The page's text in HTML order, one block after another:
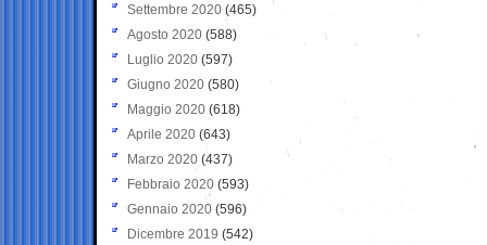
Settembre 2020(465)
Agosto 2020 (588)
Luglio 2020 (597)
Giugno 2020 (580)
Maggio 2020 (618)
Aprile 2020 (643)
Marzo 2020 (437)
Febbraio 2020 (593)
Gennaio 2020 (596)
Dicembre 2019 (542)